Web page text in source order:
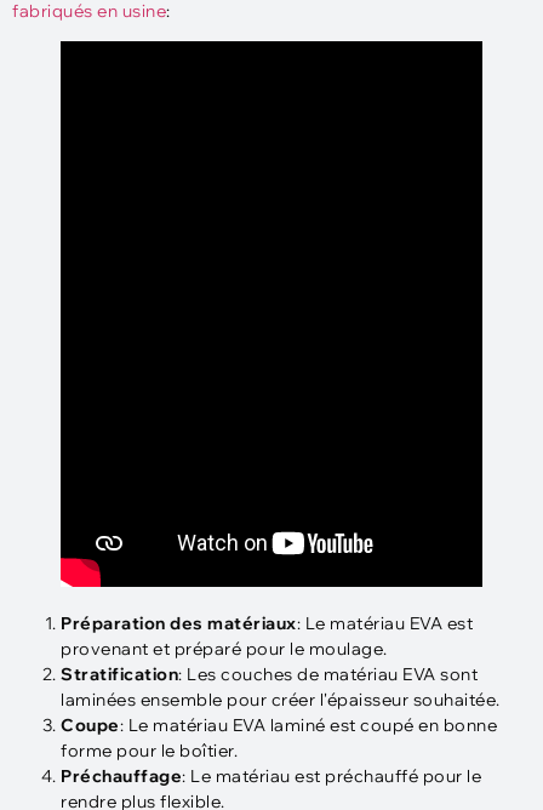
fabriqués en usine:
Préparation des matériaux: Le matériau EVA est
provenant et préparé pour le moulage.
Stratification: Les couches de matériau EVA sont
laminées ensemble pour créer l'épaisseur souhaitée.
Coupe: Le matériau EVA laminé est coupé en bonne
forme pour le boîtier.
Préchauffage: Le matériau est préchauffé pour le
rendre plus flexible.